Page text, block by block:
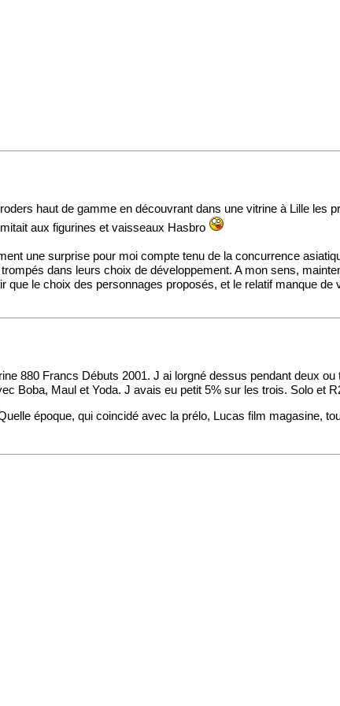
haut de gamme en découvrant dans une vitrine à Lille les
aux figurines et vaisseaux Hasbro
une surprise pour moi compte tenu de la concurrence
dans leurs choix de développement. A mon sens,
le choix des personnages proposés, et le relatif manque
880 Francs Débuts 2001. J ai lorgné dessus pendant deux
Boba, Maul et Yoda. J avais eu petit 5% sur les trois. Solo et
époque, qui coincidé avec la prélo, Lucas film magasine,